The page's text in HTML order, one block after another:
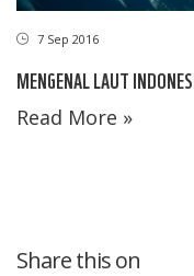
7 Sep 2016
MENGENAL LAUT
Read More »
Share this on